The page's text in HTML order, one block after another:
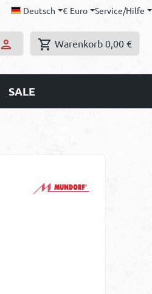
Deutsch € Euro Service/Hilfe
Warenkorb 0,00 €
SALE